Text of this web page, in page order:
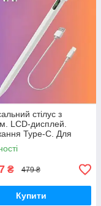
стілус з
LCD-дисплей.
Type-C. Для
Android та IOS.
₴ 479 ₴
Купити